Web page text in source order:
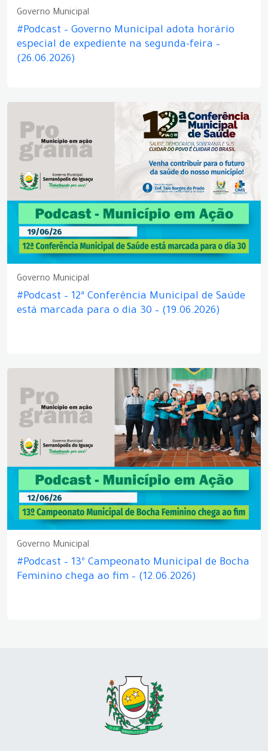
Governo Municipal
#Podcast – Governo Municipal adota horário
especial de expediente na segunda-feira –
(26.06.2026)
Governo Municipal
#Podcast – 12ª Conferência Municipal de Saúde
está marcada para o dia 30 – (19.06.2026)
Governo Municipal
#Podcast – 13º Campeonato Municipal de Bocha
Feminino chega ao fim – (12.06.2026)